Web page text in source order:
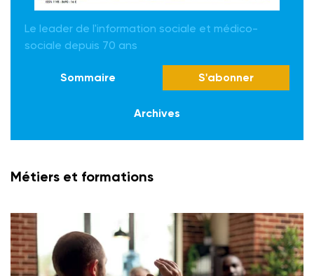
Le leader de l'information sociale et médico-
sociale depuis 70 ans
Sommaire S'abonner
Archives
Métiers et formations